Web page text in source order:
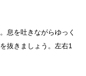
息を吐きながらゆっく
抜きましょう。左右1